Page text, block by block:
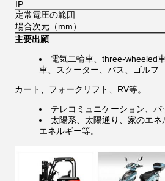
IP
定常電圧の範囲
場合次元（mm）
主要出願
電気二輪車、three-wheeled
車、スクーター、バス、ゴルフ
カート、フォークリフト、RV等。
テレコミュニケーション、
太陽系、太陽通り、家のエ
エネルギー等。